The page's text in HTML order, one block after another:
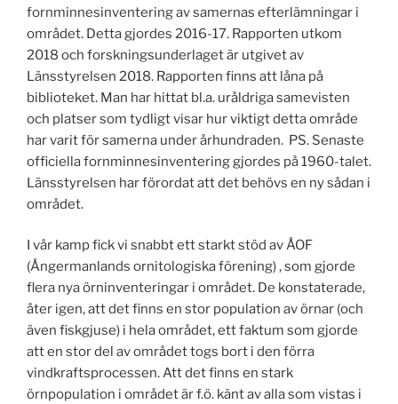
fornminnesinventering av samernas efterlämningar i
området. Detta gjordes 2016-17. Rapporten utkom
2018 och forskningsunderlaget är utgivet av
Länsstyrelsen 2018. Rapporten finns att låna på
biblioteket. Man har hittat bl.a. uråldriga samevisten
och platser som tydligt visar hur viktigt detta område
har varit för samerna under århundraden. PS. Senaste
officiella fornminnesinventering gjordes på 1960-talet.
Länsstyrelsen har förordat att det behövs en ny sådan i
området.
I vår kamp fick vi snabbt ett starkt stöd av ÅOF
(Ångermanlands ornitologiska förening) , som gjorde
flera nya örninventeringar i området. De konstaterade,
åter igen, att det finns en stor population av örnar (och
även fiskgjuse) i hela området, ett faktum som gjorde
att en stor del av området togs bort i den förra
vindkraftsprocessen. Att det finns en stark
örnpopulation i området är f.ö. känt av alla som vistas i